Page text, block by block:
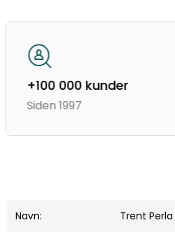
+100 000 kunder
Siden 1997
Navn: Trent Perla